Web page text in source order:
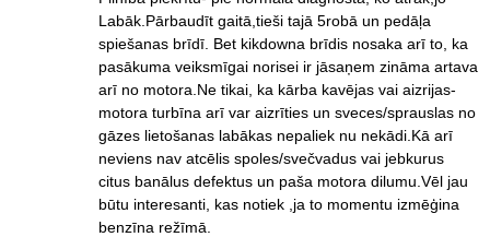
Labāk.Pārbaudīt gaitā,tieši tajā 5robā un pedāļa
spiešanas brīdī. Bet kikdowna brīdis nosaka arī to, ka
pasākuma veiksmīgai norisei ir jāsaņem zināma artava
arī no motora.Ne tikai, ka kārba kavējas vai aizrijas-
motora turbīna arī var aizrīties un sveces/sprauslas no
gāzes lietošanas labākas nepaliek nu nekādi.Kā arī
neviens nav atcēlis spoles/svečvadus vai jebkurus
citus banālus defektus un paša motora dilumu.Vēl jau
būtu interesanti, kas notiek ,ja to momentu izmēģina
benzīna režīmā.